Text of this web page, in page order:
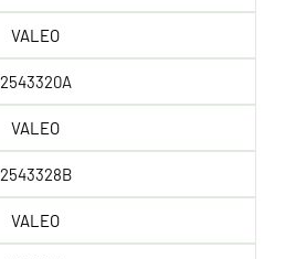
VALEO
2543320A
VALEO
2543328B
VALEO